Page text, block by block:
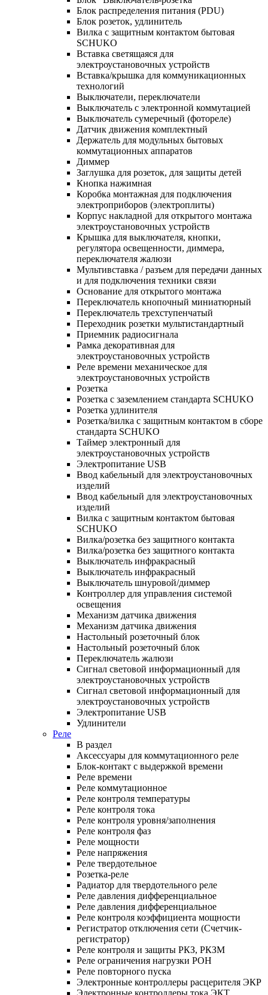
Блок распределения питания (PDU)
Блок розеток, удлинитель
Вилка с защитным контактом бытовая
SCHUKO
Вставка светящаяся для
электроустановочных устройств
Вставка/крышка для коммуникационных
технологий
Выключатели, переключатели
Выключатель с электронной коммутацией
Выключатель сумеречный (фотореле)
Датчик движения комплектный
Держатель для модульных бытовых
коммутационных аппаратов
Диммер
Заглушка для розеток, для защиты детей
Кнопка нажимная
Коробка монтажная для подключения
электроприборов (электроплиты)
Корпус накладной для открытого монтажа
электроустановочных устройств
Крышка для выключателя, кнопки,
регулятора освещенности, диммера,
переключателя жалюзи
Мультивставка / разъем для передачи данных
и для подключения техники связи
Основание для открытого монтажа
Переключатель кнопочный миниатюрный
Переключатель трехступенчатый
Переходник розетки мультистандартный
Приемник радиосигнала
Рамка декоративная для
электроустановочных устройств
Реле времени механическое для
электроустановочных устройств
Розетка
Розетка с заземлением стандарта SCHUKO
Розетка удлинителя
Розетка/вилка с защитным контактом в сборе
стандарта SCHUKO
Таймер электронный для
электроустановочных устройств
Электропитание USB
Ввод кабельный для электроустановочных
изделий
Ввод кабельный для электроустановочных
изделий
Вилка с защитным контактом бытовая
SCHUKO
Вилка/розетка без защитного контакта
Вилка/розетка без защитного контакта
Выключатель инфракрасный
Выключатель инфракрасный
Выключатель шнуровой/диммер
Контроллер для управления системой
освещения
Механизм датчика движения
Механизм датчика движения
Настольный розеточный блок
Настольный розеточный блок
Переключатель жалюзи
Сигнал световой информационный для
электроустановочных устройств
Сигнал световой информационный для
электроустановочных устройств
Электропитание USB
Удлинители
Реле
В раздел
Аксессуары для коммутационного реле
Блок-контакт с выдержкой времени
Реле времени
Реле коммутационное
Реле контроля температуры
Реле контроля тока
Реле контроля уровня/заполнения
Реле контроля фаз
Реле мощности
Реле напряжения
Реле твердотельное
Розетка-реле
Радиатор для твердотельного реле
Реле давления дифференциальное
Реле давления дифференциальное
Реле контроля коэффициента мощности
Регистратор отключения сети (Счетчик-
регистратор)
Реле контроля и защиты РКЗ, РКЗМ
Реле ограничения нагрузки РОН
Реле повторного пуска
Электронные контроллеры расцерителя ЭКР
Электронные контроллеры тока ЭКТ